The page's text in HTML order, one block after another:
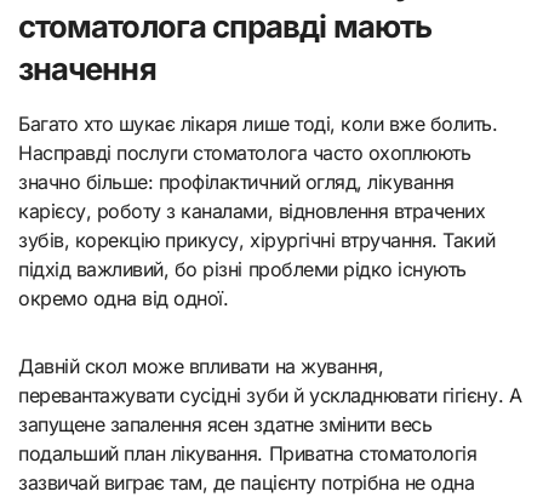
стоматолога справді мають
значення
Багато хто шукає лікаря лише тоді, коли вже болить.
Насправді послуги стоматолога часто охоплюють
значно більше: профілактичний огляд, лікування
карієсу, роботу з каналами, відновлення втрачених
зубів, корекцію прикусу, хірургічні втручання. Такий
підхід важливий, бо різні проблеми рідко існують
окремо одна від одної.
Давній скол може впливати на жування,
перевантажувати сусідні зуби й ускладнювати гігієну. А
запущене запалення ясен здатне змінити весь
подальший план лікування. Приватна стоматологія
зазвичай виграє там, де пацієнту потрібна не одна